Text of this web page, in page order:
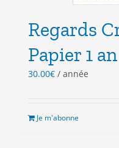
Regards
Papier 1 an
30.00€ / année
Je m'abonne